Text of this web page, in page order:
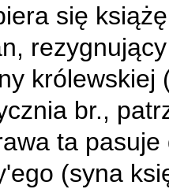
się
królewskiej
br.,
ta pasuje
(syna